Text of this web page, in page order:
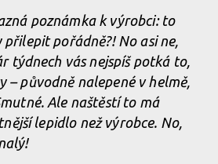
2.0 - malá helma i integrálka v jedné
2.0 - malá helma i integrálka v jedné
poznámka k výrobci: to
pořádně?! No asi ne,
týdnech vás nejspíš potká to,
– původně nalepené v helmě,
Ale naštěstí to má
lepidlo než výrobce. No,